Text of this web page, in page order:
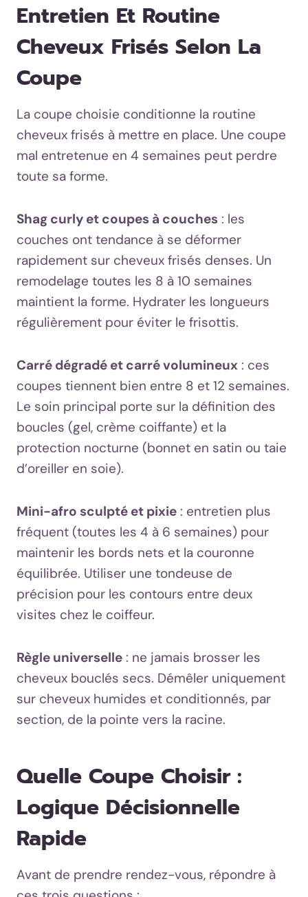
Entretien Et Routine
Cheveux Frisés Selon La
Coupe
La coupe choisie conditionne la routine
cheveux frisés à mettre en place. Une coupe
mal entretenue en 4 semaines peut perdre
toute sa forme.
Shag curly et coupes à couches : les
couches ont tendance à se déformer
rapidement sur cheveux frisés denses. Un
remodelage toutes les 8 à 10 semaines
maintient la forme. Hydrater les longueurs
régulièrement pour éviter le frisottis.
Carré dégradé et carré volumineux : ces
coupes tiennent bien entre 8 et 12 semaines.
Le soin principal porte sur la définition des
boucles (gel, crème coiffante) et la
protection nocturne (bonnet en satin ou taie
d’oreiller en soie).
Mini-afro sculpté et pixie : entretien plus
fréquent (toutes les 4 à 6 semaines) pour
maintenir les bords nets et la couronne
équilibrée. Utiliser une tondeuse de
précision pour les contours entre deux
visites chez le coiffeur.
Règle universelle : ne jamais brosser les
cheveux bouclés secs. Démêler uniquement
sur cheveux humides et conditionnés, par
section, de la pointe vers la racine.
Quelle Coupe Choisir :
Logique Décisionnelle
Rapide
Avant de prendre rendez-vous, répondre à